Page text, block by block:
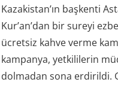
Kazakistan’ın başkenti
Kur’an’dan bir sureyi
ücretsiz kahve verme
kampanya, yetkililerin
dolmadan sona erdirildi.